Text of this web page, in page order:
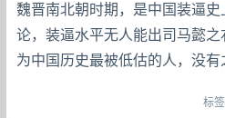
魏晋南北朝时期，是中国装逼
论，装逼水平无人能出司马懿
为中国历史最被低估的人，没
标签